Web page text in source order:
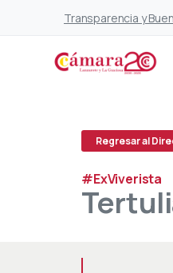
Transparencia y
Regresar al
#ExViverista